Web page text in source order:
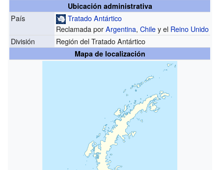
Ubicación administrativa
País
Tratado Antártico
Reclamada porArgentina,Chiley el Reino Unido
División
Región del Tratado Antártico
Mapa de localización